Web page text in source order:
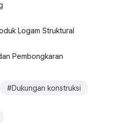
Logam Struktural
Pembongkaran
#Dukungan konstruksi